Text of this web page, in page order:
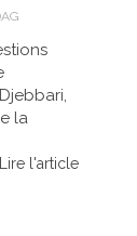
la
Lire l'article